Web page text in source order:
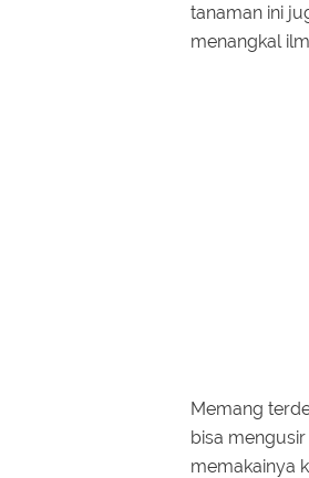
tanaman ini
menangkal
Memang
bisa
memakainya